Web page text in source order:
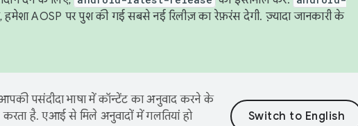
हमेशा AOSP पर पुश की गई सबसे नई रिलीज़ का रेफ़रंस देगी. ज़्यादा जानकारी के
पसंदीदा भाषा में कॉन्टेंट का अनुवाद करने के
है. एआई से मिले अनुवादों में गलतियां हो